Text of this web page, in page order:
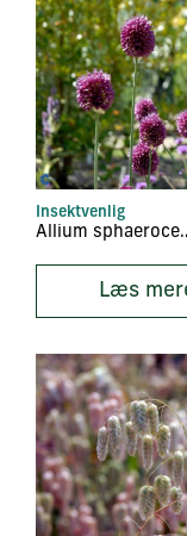
Insektvenlig
Allium
Læs